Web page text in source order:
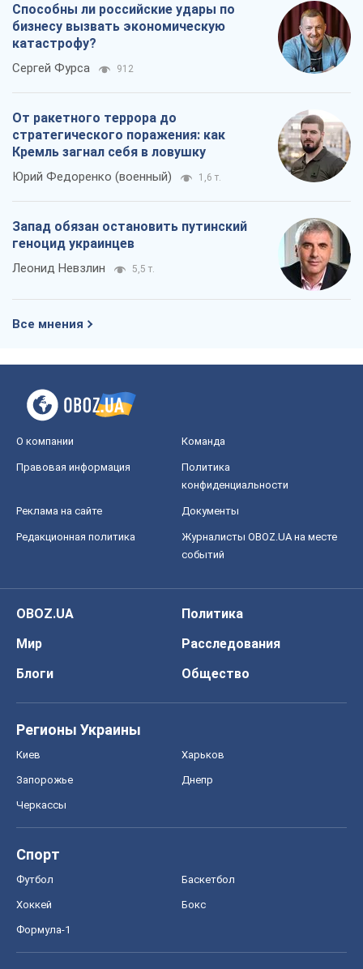
Способны ли российские удары по
бизнесу вызвать экономическую
катастрофу?
Сергей Фурса 912
От ракетного террора до
стратегического поражения: как
Кремль загнал себя в ловушку
Юрий Федоренко (военный) 1,6 т.
Запад обязан остановить путинский
геноцид украинцев
Леонид Невзлин 5,5 т.
Все мнения
О компании Команда
Правовая информация
Политика
конфиденциальности
Реклама на сайте Документы
Редакционная политика
Журналисты OBOZ.UA на месте
событий
OBOZ.UA
Политика
Мир
Расследования
Блоги
Общество
Регионы Украины
Киев Харьков
Запорожье Днепр
Черкассы
Спорт
Футбол Баскетбол
Хоккей Бокс
Формула-1